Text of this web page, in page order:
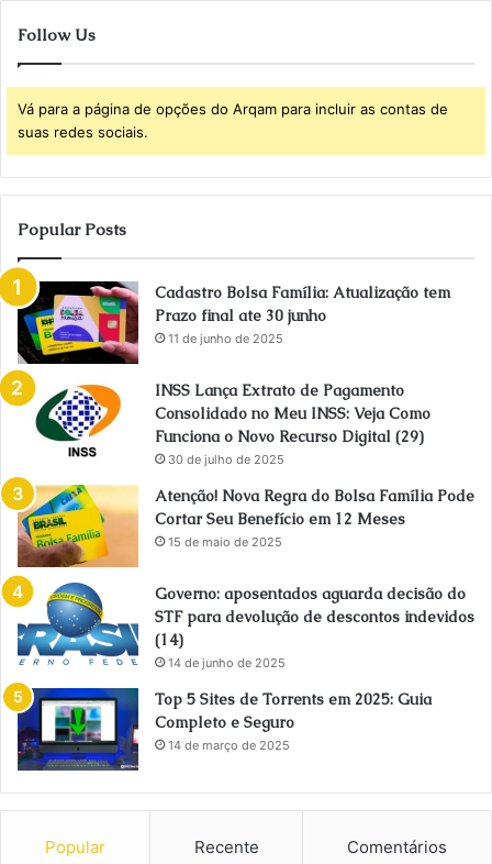
Follow Us
Vá para a página de opções do Arqam para incluir as contas de
suas redes sociais.
Popular Posts
Cadastro Bolsa Família: Atualização tem
Prazo final ate 30 junho
11 de junho de 2025
INSS Lança Extrato de Pagamento
Consolidado no Meu INSS: Veja Como
Funciona o Novo Recurso Digital (29)
30 de julho de 2025
Atenção! Nova Regra do Bolsa Família Pode
Cortar Seu Benefício em 12 Meses
15 de maio de 2025
Governo: aposentados aguarda decisão do
STF para devolução de descontos indevidos
(14)
14 de junho de 2025
Top 5 Sites de Torrents em 2025: Guia
Completo e Seguro
14 de março de 2025
Popular Recente Comentários